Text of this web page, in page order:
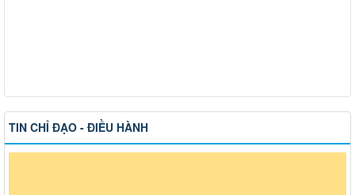
TIN CHỈ ĐẠO - ĐIỀU HÀNH